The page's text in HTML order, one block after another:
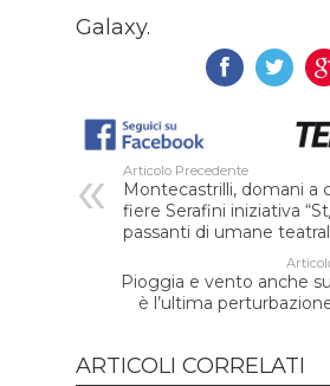
Galaxy.
Articolo Precedente
Montecastrilli, domani a
fiere Serafini iniziativa
passanti di umane
Pioggia e vento anche
è l’ultima
ARTICOLI CORRELATI